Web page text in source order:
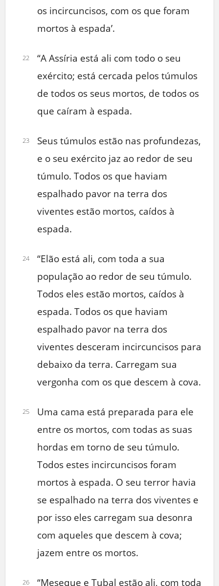
os incircuncisos, com os que foram
mortos à espada’.
22
“A Assíria está ali com todo o seu
exército; está cercada pelos túmulos
de todos os seus mortos, de todos os
que caíram à espada.
23
Seus túmulos estão nas profundezas,
e o seu exército jaz ao redor de seu
túmulo. Todos os que haviam
espalhado pavor na terra dos
viventes estão mortos, caídos à
espada.
24
“Elão está ali, com toda a sua
população ao redor de seu túmulo.
Todos eles estão mortos, caídos à
espada. Todos os que haviam
espalhado pavor na terra dos
viventes desceram incircuncisos para
debaixo da terra. Carregam sua
vergonha com os que descem à cova.
25
Uma cama está preparada para ele
entre os mortos, com todas as suas
hordas em torno de seu túmulo.
Todos estes incircuncisos foram
mortos à espada. O seu terror havia
se espalhado na terra dos viventes e
por isso eles carregam sua desonra
com aqueles que descem à cova;
jazem entre os mortos.
26 “Meseque e Tubal estão ali, com toda